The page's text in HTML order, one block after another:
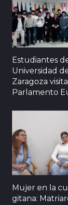
Estudiantes
Universidad
Zaragoza
Parlamento
Mujer en la
gitana: